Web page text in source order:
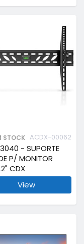
STOCK ACDX-00062
- SUPORTE
P/ MONITOR
CDX
View